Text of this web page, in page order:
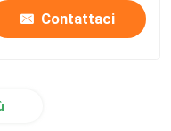
Contattaci